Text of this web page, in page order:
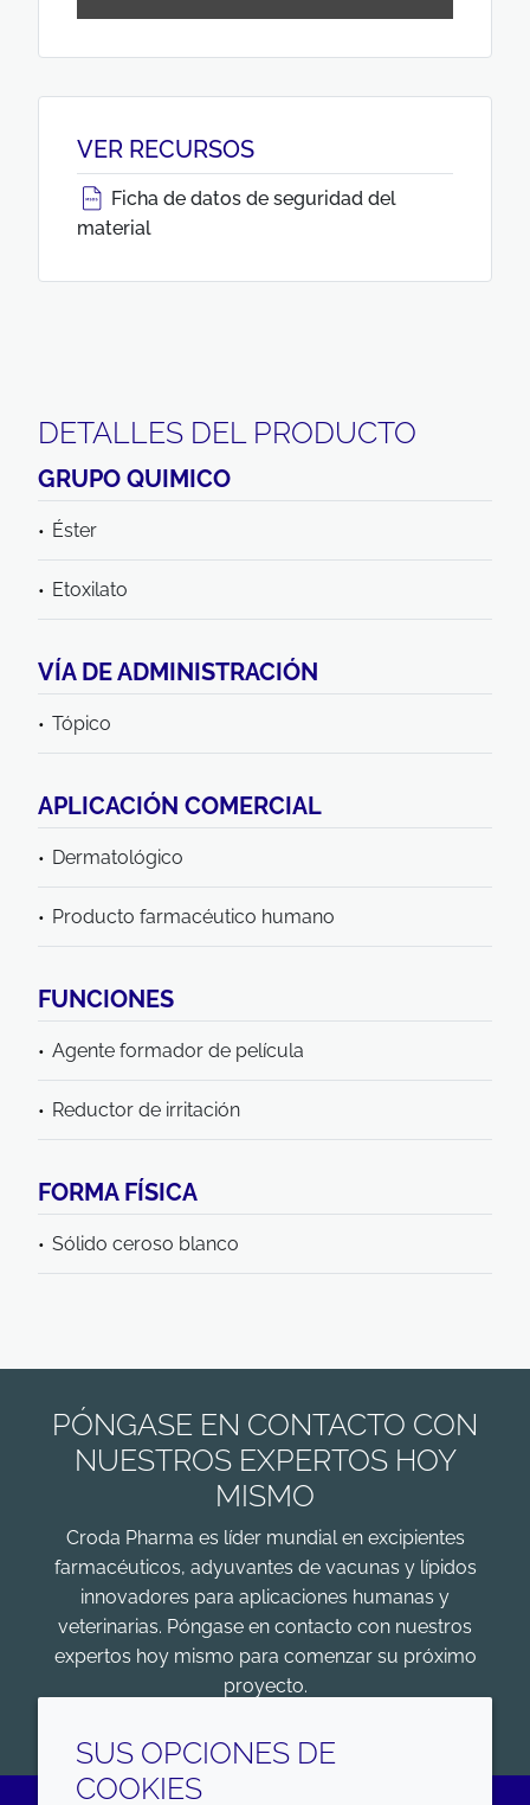
VER RECURSOS
Ficha de datos de seguridad del
material
DETALLES DEL PRODUCTO
GRUPO QUIMICO
Éster
Etoxilato
VÍA DE ADMINISTRACIÓN
Tópico
APLICACIÓN COMERCIAL
Dermatológico
Producto farmacéutico humano
FUNCIONES
Agente formador de película
Reductor de irritación
FORMA FÍSICA
Sólido ceroso blanco
PÓNGASE EN CONTACTO CON
NUESTROS EXPERTOS HOY
MISMO
Croda Pharma es líder mundial en excipientes
farmacéuticos, adyuvantes de vacunas y lípidos
innovadores para aplicaciones humanas y
veterinarias. Póngase en contacto con nuestros
expertos hoy mismo para comenzar su próximo
proyecto.
SUS OPCIONES DE
COOKIES